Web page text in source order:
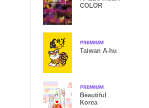
COLOR
Taiwan A-hu
Beautiful
Korea